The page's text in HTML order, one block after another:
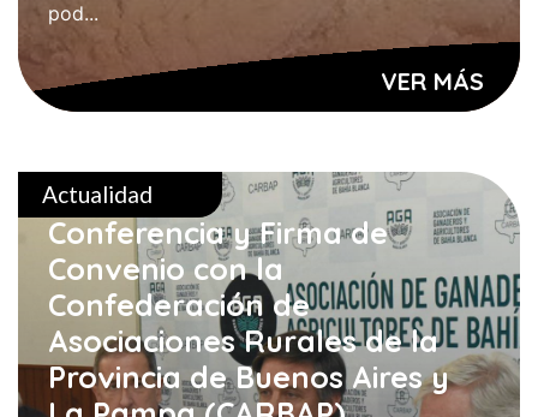
pod...
VER MÁS
Actualidad
Conferencia y Firma de
Convenio con la
Confederación de
Asociaciones Rurales de la
Provincia de Buenos Aires y